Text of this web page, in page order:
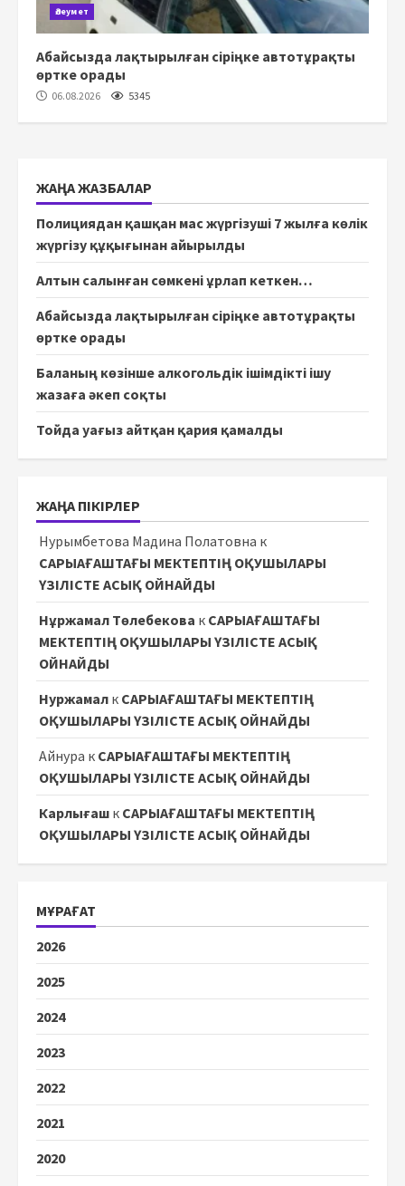
Әлеумет
Абайсызда лақтырылған сіріңке автотұрақты
өртке орады
06.08.2026 5345
ЖАҢА ЖАЗБАЛАР
Полициядан қашқан мас жүргізуші 7 жылға көлік
жүргізу құқығынан айырылды
Алтын салынған сөмкені ұрлап кеткен…
Абайсызда лақтырылған сіріңке автотұрақты
өртке орады
Баланың көзінше алкогольдік ішімдікті ішу
жазаға әкеп соқты
Тойда уағыз айтқан қария қамалды
ЖАҢА ПІКІРЛЕР
Нурымбетова Мадина Полатовна к
САРЫАҒАШТАҒЫ МЕКТЕПТІҢ ОҚУШЫЛАРЫ
ҮЗІЛІСТЕ АСЫҚ ОЙНАЙДЫ
Нұржамал Төлебекова к САРЫАҒАШТАҒЫ
МЕКТЕПТІҢ ОҚУШЫЛАРЫ ҮЗІЛІСТЕ АСЫҚ
ОЙНАЙДЫ
Нуржамал к САРЫАҒАШТАҒЫ МЕКТЕПТІҢ
ОҚУШЫЛАРЫ ҮЗІЛІСТЕ АСЫҚ ОЙНАЙДЫ
Айнура к САРЫАҒАШТАҒЫ МЕКТЕПТІҢ
ОҚУШЫЛАРЫ ҮЗІЛІСТЕ АСЫҚ ОЙНАЙДЫ
Карлығаш к САРЫАҒАШТАҒЫ МЕКТЕПТІҢ
ОҚУШЫЛАРЫ ҮЗІЛІСТЕ АСЫҚ ОЙНАЙДЫ
МҰРАҒАТ
2026
2025
2024
2023
2022
2021
2020